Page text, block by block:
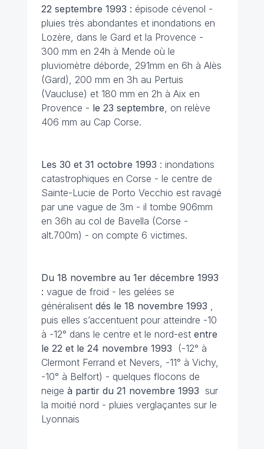
22 septembre 1993 : épisode cévenol -
pluies très abondantes et inondations en
Lozère, dans le Gard et la Provence -
300 mm en 24h à Mende où le
pluviomètre déborde, 291mm en 6h à Alès
(Gard), 200 mm en 3h au Pertuis
(Vaucluse) et 180 mm en 2h à Aix en
Provence - le 23 septembre , on relève
406 mm au Cap Corse.
Les 30 et 31 octobre 1993 : inondations
catastrophiques en Corse - le centre de
Sainte-Lucie de Porto Vecchio est ravagé
par une vague de 3m - il tombe 906mm
en 36h au col de Bavella (Corse -
alt.700m) - on compte 6 victimes.
Du 18 novembre au 1er décembre 1993
: vague de froid - les gelées se
généralisent dés le 18 novembre 1993
puis elles s’accentuent pour atteindre -10
à -12° dans le centre et le nord-est entre
le 22 et le 24 novembre 1993
(-12° à
Clermont Ferrand et Nevers, -11° à Vichy,
-10° à Belfort) - quelques flocons de
neige à partir du 21 novembre 1993 sur
la moitié nord - pluies verglaçantes sur le
Lyonnais